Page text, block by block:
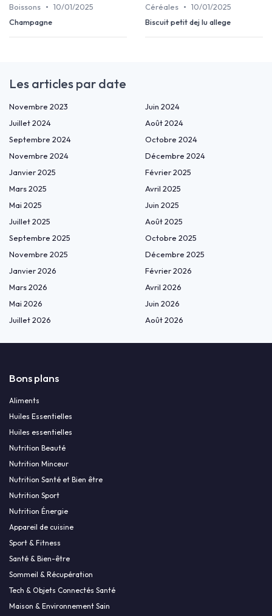
Boissons • 10/01/2025
Champagne
Céréales • 10/01/2025
Biscuit petit dej lu allege
Les articles par date
Novembre 2023
Juin 2024
Juillet 2024
Août 2024
Septembre 2024
Octobre 2024
Novembre 2024
Décembre 2024
Janvier 2025
Février 2025
Mars 2025
Avril 2025
Mai 2025
Juin 2025
Juillet 2025
Août 2025
Septembre 2025
Octobre 2025
Novembre 2025
Décembre 2025
Janvier 2026
Février 2026
Mars 2026
Avril 2026
Mai 2026
Juin 2026
Juillet 2026
Août 2026
Bons plans
Aliments
Huiles Essentielles
Huiles essentielles
Nutrition Beauté
Nutrition Minceur
Nutrition Santé et Bien être
Nutrition Sport
Nutrition Énergie
Appareil de cuisine
Sport & Fitness
Santé & Bien-être
Sommeil & Récupération
Tech & Objets Connectés Santé
Maison & Environnement Sain